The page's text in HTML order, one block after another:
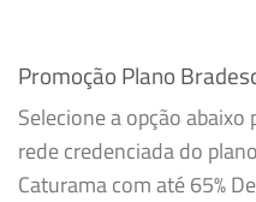
Promoção Plano
Selecione a opção
rede credenciada do
Caturama com até 65%